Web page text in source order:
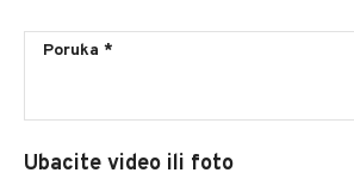
Ubacite video ili foto